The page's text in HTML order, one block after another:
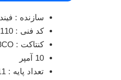
سازنده :
کد فنی : 55.33.8.110
کنتاکت : 3CO
10 آمپر
تعداد پایه : 11 پایه